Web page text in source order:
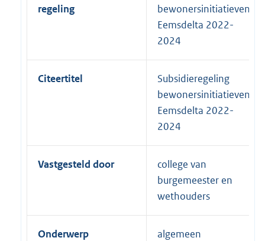
regeling
bewonersinitiatieven
Eemsdelta 2022-
2024
Citeertitel
Subsidieregeling
bewonersinitiatieven
Eemsdelta 2022-
2024
Vastgesteld door
college van
burgemeester en
wethouders
Onderwerp algemeen